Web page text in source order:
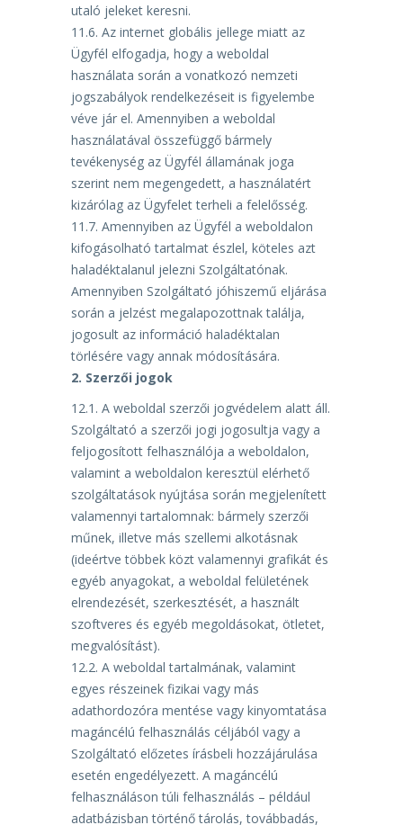
utaló jeleket keresni.
11.6. Az internet globális jellege miatt az
Ügyfél elfogadja, hogy a weboldal
használata során a vonatkozó nemzeti
jogszabályok rendelkezéseit is figyelembe
véve jár el. Amennyiben a weboldal
használatával összefüggő bármely
tevékenység az Ügyfél államának joga
szerint nem megengedett, a használatért
kizárólag az Ügyfelet terheli a felelősség.
11.7. Amennyiben az Ügyfél a weboldalon
kifogásolható tartalmat észlel, köteles azt
haladéktalanul jelezni Szolgáltatónak.
Amennyiben Szolgáltató jóhiszemű eljárása
során a jelzést megalapozottnaktalálja,
jogosult az információ haladéktalan
törlésére vagy annak módosítására.
2. Szerzői jogok
12.1. A weboldal szerzői jogvédelem alatt áll.
Szolgáltató a szerzői jogi jogosultja vagy a
feljogosított felhasználója a weboldalon,
valamint a weboldalon keresztül elérhető
szolgáltatások nyújtása során megjelenített
valamennyi tartalomnak: bármely szerzői
műnek, illetve más szellemi alkotásnak
(ideértvetöbbek közt valamennyi grafikát és
egyéb anyagokat, a weboldal felületének
elrendezését, szerkesztését, a használt
szoftveres és egyéb megoldásokat, ötletet,
megvalósítást).
12.2. A weboldal tartalmának, valamint
egyes részeinek fizikai vagy más
adathordozóra mentése vagy kinyomtatása
magáncélú felhasználás céljából vagy a
Szolgáltató előzetes írásbeli hozzájárulása
esetén engedélyezett. A magáncélú
felhasználáson túli felhasználás – például
adatbázisban történőtárolás, továbbadás,